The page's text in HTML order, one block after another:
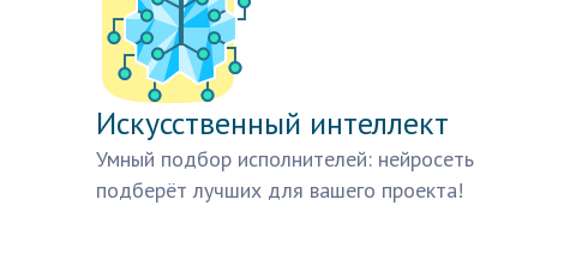
Искусственный интеллект
Умный подбор исполнителей: нейросеть
подберёт лучших для вашего проекта!